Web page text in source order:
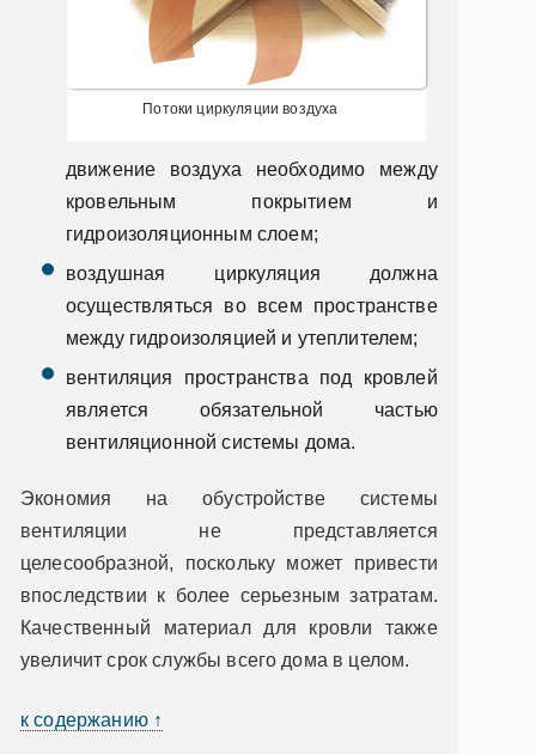
Потоки циркуляции воздуха
движение воздуха необходимо между
кровельным покрытием и
гидроизоляционным слоем;
воздушная циркуляция должна
осуществляться во всем пространстве
между гидроизоляцией и утеплителем;
вентиляция пространства под кровлей
является обязательной частью
вентиляционной системы дома.
Экономия на обустройстве системы
вентиляции не представляется
целесообразной, поскольку может привести
впоследствии к более серьезным затратам.
Качественный материал для кровли также
увеличит срок службы всего дома в целом.
к содержанию ↑